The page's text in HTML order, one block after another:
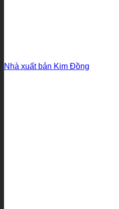
Nhà xuất bản Kim Đồng